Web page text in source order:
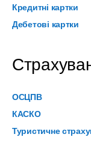
Кредитні картки
Дебетові картки
ОСЦПВ
КАСКО
Туристичне